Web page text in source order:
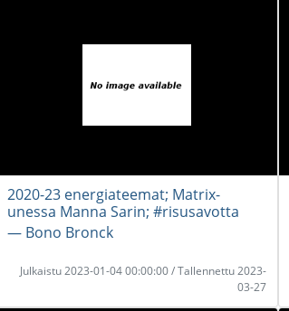
2020-23 energiateemat; Matrix-
unessa Manna Sarin; #risusavotta
― Bono Bronck
Julkaistu 2023-01-04 00:00:00 / Tallennettu 2023-
03-27